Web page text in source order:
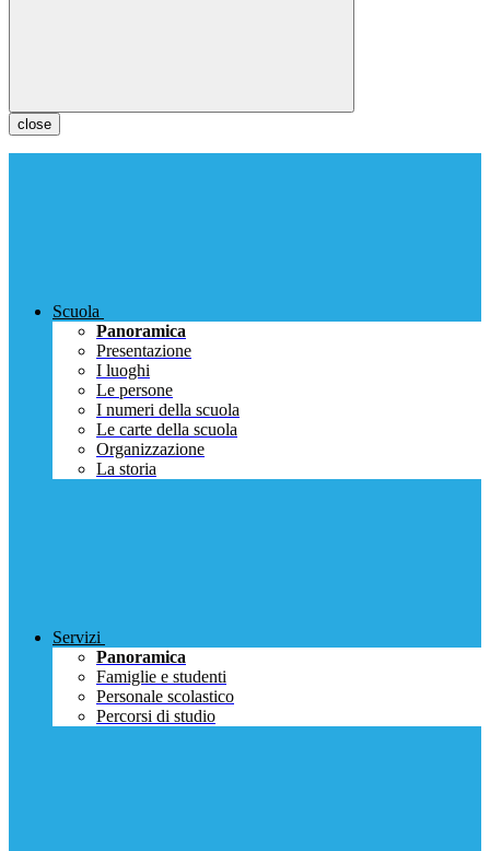
close
Scuola
Panoramica
Presentazione
I luoghi
Le persone
I numeri della scuola
Le carte della scuola
Organizzazione
La storia
Servizi
Panoramica
Famiglie e studenti
Personale scolastico
Percorsi di studio